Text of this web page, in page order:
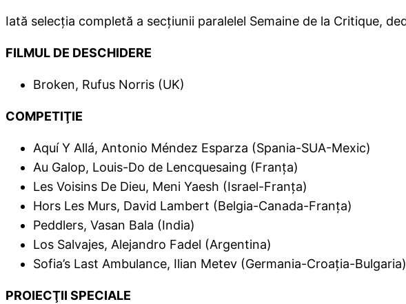
Iată selecţia completă a secţiunii paralelel Semaine de la Critique,
FILMUL DE DESCHIDERE
Broken, Rufus Norris (UK)
COMPETIŢIE
Aquí Y Allá, Antonio Méndez Esparza (Spania-SUA-Mexic)
Au Galop, Louis-Do de Lencquesaing (Franţa)
Les Voisins De Dieu, Meni Yaesh (Israel-Franţa)
Hors Les Murs, David Lambert (Belgia-Canada-Franţa)
Peddlers, Vasan Bala (India)
Los Salvajes, Alejandro Fadel (Argentina)
Sofia’s Last Ambulance, Ilian Metev (Germania-Croaţia-Bulgaria)
PROIECŢII SPECIALE